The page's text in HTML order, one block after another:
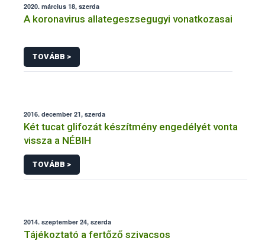
2020. március 18, szerda
A koronavirus allategeszsegugyi vonatkozasai
TOVÁBB >
2016. december 21, szerda
Két tucat glifozát készítmény engedélyét vonta
vissza a NÉBIH
TOVÁBB >
2014. szeptember 24, szerda
Tájékoztató a fertőző szivacsos